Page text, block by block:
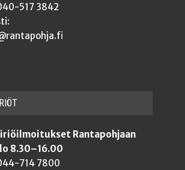
517 3842
Rantapohjaan
8.30–16.00
714 7800